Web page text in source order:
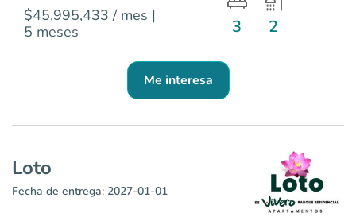
$45,995,433 / mes |
5 meses
3 2
Me interesa
Loto
Fecha de entrega: 2027-01-01